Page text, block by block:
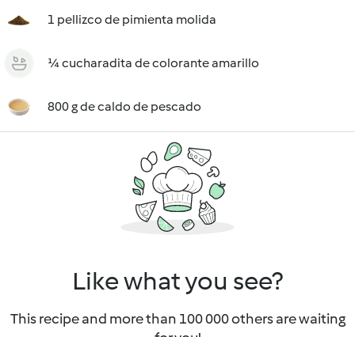
1 pellizco de pimienta molida
¼ cucharadita de colorante amarillo
800 g de caldo de pescado
Like what you see?
This recipe and more than 100 000 others are waiting